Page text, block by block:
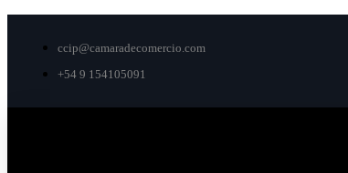
ccip@camaradecomercio.com
+54 9 154105091